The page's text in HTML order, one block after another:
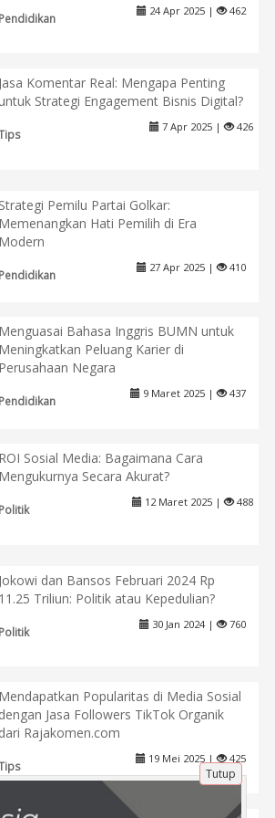
Pendidikan
24 Apr 2025 | 462
Jasa Komentar Real: Mengapa Penting
Strategi Engagement Bisnis Digital?
7 Apr 2025 | 426
Strategi Pemilu Partai Golkar:
Memenangkan Hati Pemilih di Era
Modern
Pendidikan
27 Apr 2025 | 410
Menguasai Bahasa Inggris BUMN untuk
Meningkatkan Peluang Karier di
Perusahaan Negara
Pendidikan
9 Maret 2025 | 437
ROI Sosial Media: Bagaimana Cara
Mengukurnya Secara Akurat?
Politik
12 Maret 2025 | 488
Jokowi dan Bansos Februari 2024 Rp
11.25 Triliun: Politik atau Kepedulian?
Politik
30 Jan 2024 | 760
Mendapatkan Popularitas di Media Sosial
dengan Jasa Followers TikTok Organik
dari Rajakomen.com
19 Mei 2025 | 425
Tutup